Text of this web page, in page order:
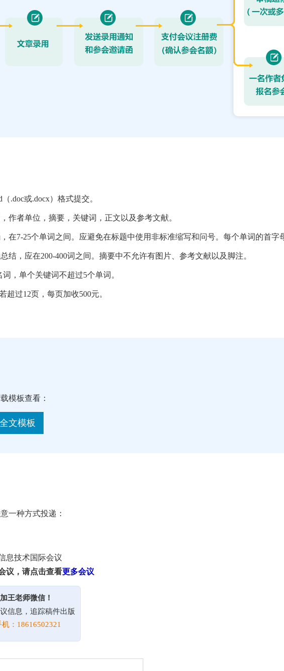
.doc或.docx）格式提交。
作者单位，摘要，关键词，正文以及参考文献。
在7-25个单词之间。应避免在标题中使用非标准缩写和问号。每个单词的首字
结，应在200-400词之间。摘要中不允许有图片、参考文献以及脚注。
，单个关键词不超过5个单词。
超过12页，每页加收500元。
模板查看：
文模板
一种方式投递：
息技术国际会议
议，请点击查看更多会议
王老师微信！
信息，追踪稿件出版
：18616502321